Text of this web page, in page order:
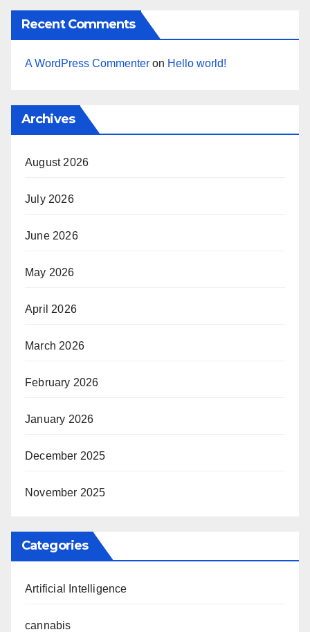
Recent Comments
A WordPress Commenter on Hello world!
Archives
August 2026
July 2026
June 2026
May 2026
April 2026
March 2026
February 2026
January 2026
December 2025
November 2025
Categories
Artificial Intelligence
cannabis